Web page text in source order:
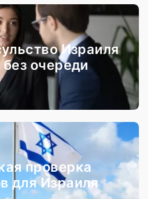
Израиля
очереди
проверка
для Израиля